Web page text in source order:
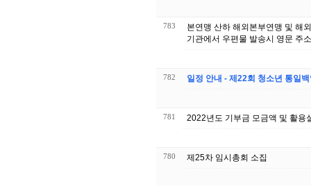
783
본연맹 산하 해외본부연맹 및 해
기관에서 우편물 발송시 영문
782 일정 안내 - 제22회 청소년 통일
781 2022년도 기부금 모금액 및 활용
780 제25차 임시총회 소집